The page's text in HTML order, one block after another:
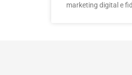
marketing digital e